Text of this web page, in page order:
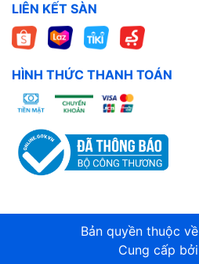
LIÊN KẾT SÀN
HÌNH THỨC THANH TOÁN
Bản quyền thuộc về
Cung cấp bởi